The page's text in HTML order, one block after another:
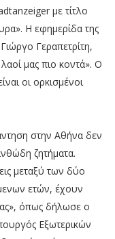
με τίτλο
Η εφημερίδα της
Γεραπετρίτη,
μας πιο κοντά». Ο
οι ορκισμένοι
στην Αθήνα δεν
ζητήματα.
μεταξύ των δύο
ετών, έχουν
όπως δήλωσε ο
Εξωτερικών